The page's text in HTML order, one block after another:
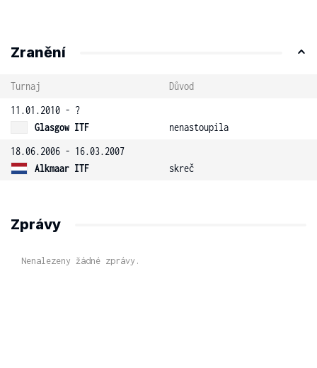
Zranění
Turnaj
Důvod
11.01.2010 - ?
Glasgow ITF
nenastoupila
18.06.2006 - 16.03.2007
Alkmaar ITF
skreč
Zprávy
Nenalezeny žádné zprávy.